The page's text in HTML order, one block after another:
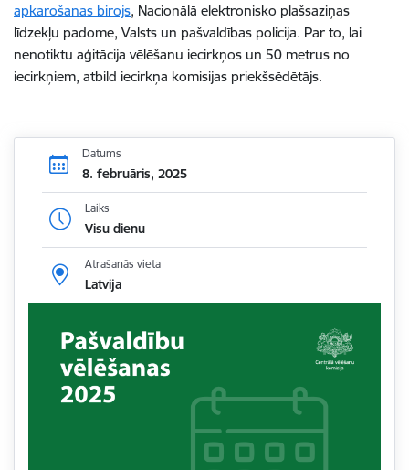
apkarošanas birojs, Nacionālā elektronisko plašsaziņas
līdzekļu padome, Valsts un pašvaldības policija. Par to, lai
nenotiktu aģitācija vēlēšanu iecirkņos un 50 metrus no
iecirkņiem, atbild iecirkņa komisijas priekšsēdētājs.
Datums
8. februāris, 2025
Laiks
Visu dienu
Atrašanās vieta
Latvija